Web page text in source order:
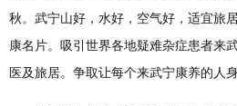
秋。武宁山好，水好，空气好，适宜旅
康名片。吸引世界各地疑难杂症患者来
医及旅居。争取让每个来武宁康养的人身